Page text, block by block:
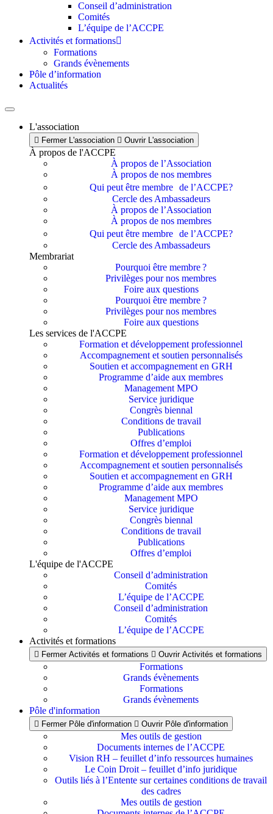
Conseil d’administration
Comités
L’équipe de l’ACCPE
Activités et formations
Formations
Grands évènements
Pôle d’information
Actualités
L'association
Fermer L'association Ouvrir L'association
À propos de l'ACCPE
À propos de l’Association
À propos de nos membres
Qui peut être membre de l’ACCPE?
Cercle des Ambassadeurs
À propos de l’Association
À propos de nos membres
Qui peut être membre de l’ACCPE?
Cercle des Ambassadeurs
Membrariat
Pourquoi être membre ?​
Privilèges pour nos membres​
Foire aux questions
Pourquoi être membre ?​
Privilèges pour nos membres​
Foire aux questions
Les services de l'ACCPE
Formation et développement professionnel
Accompagnement et soutien personnalisés
Soutien et accompagnement en GRH
Programme d’aide aux membres
Management MPO
Service juridique
Congrès biennal
Conditions de travail
Publications
Offres d’emploi
Formation et développement professionnel
Accompagnement et soutien personnalisés
Soutien et accompagnement en GRH
Programme d’aide aux membres
Management MPO
Service juridique
Congrès biennal
Conditions de travail
Publications
Offres d’emploi
L'équipe de l'ACCPE
Conseil d’administration
Comités
L’équipe de l’ACCPE
Conseil d’administration
Comités
L’équipe de l’ACCPE
Activités et formations
Fermer Activités et formations Ouvrir Activités et formations
Formations
Grands évènements
Formations
Grands évènements
Pôle d'information
Fermer Pôle d'information Ouvrir Pôle d'information
Mes outils de gestion
Documents internes de l’ACCPE
Vision RH – feuillet d’info ressources humaines
Le Coin Droit – feuillet d’info juridique
Outils liés à l’Entente sur certaines conditions de travail
des cadres
Mes outils de gestion